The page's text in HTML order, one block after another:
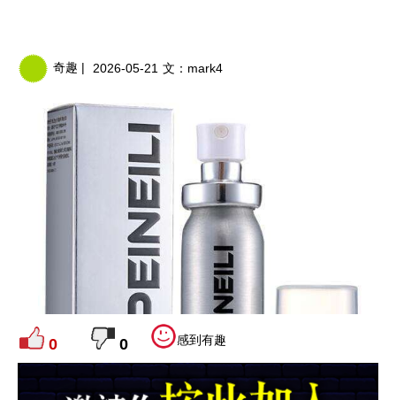
奇趣 | 2026-05-21 文： mark4
0 0 感到有趣